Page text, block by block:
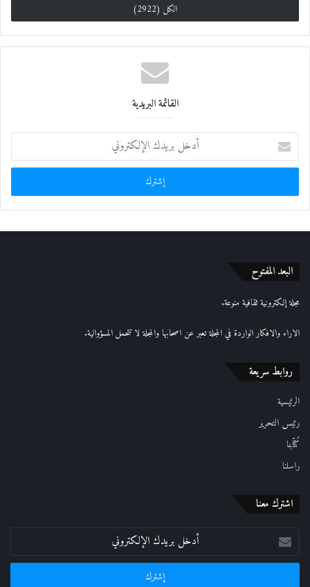
الكل (2922)
القائمة البريدية
خ
ب
ر
إ
ك
ي
البعد المفتوح
مجلة إلكترونية ثقافية منوعة.
الاراء والافكار الواردة في المجلة تعبر عن اصحابها والمجلة لا تتحمل المسؤوالية.
روابط سريعة
الرئيسية
رئيس التحرير
كُتّابنا
راسلنا
اشترك معنا
أدخل
بريدك
الإلكتروني